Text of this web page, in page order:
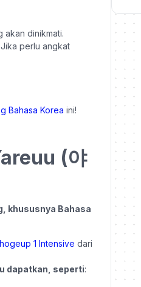
akan dinikmati.
perlu angkat
Bahasa Korea ini!
(야
khususnya Bahasa
1 Intensive dari
dapatkan, seperti: